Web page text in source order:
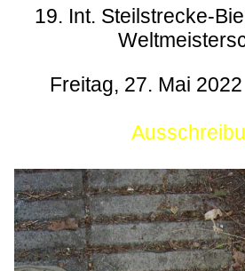
19. Int. Steilstrecke-
Freitag, 27. Mai